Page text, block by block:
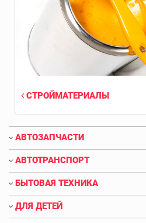
СТРОЙМАТЕРИАЛЫ
АВТОЗАПЧАСТИ
АВТОТРАНСПОРТ
БЫТОВАЯ ТЕХНИКА
ДЛЯ ДЕТЕЙ